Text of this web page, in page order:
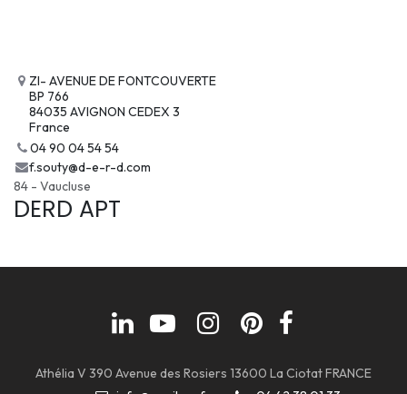
ZI- AVENUE DE FONTCOUVERTE
BP 766
84035 AVIGNON CEDEX 3
France
04 90 04 54 54
f.souty@d-e-r-d.com
84 - Vaucluse
DERD APT
Athélia V 390 Avenue des Rosiers 13600 La Ciotat FRANCE